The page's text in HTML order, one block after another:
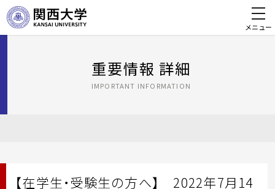
メニュー
重要情報 詳細
IMPORTANT INFORMATION
【在学生・受験生の方へ】 2022年7月14